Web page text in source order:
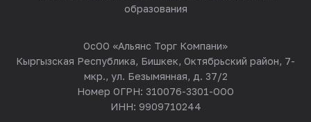
образования
ОсОО «Альянс Торг Компани»
Кыргызская Республика, Бишкек, Октябрьский район, 7-
мкр., ул. Безымянная, д. 37/2
Номер ОГРН: 310076-3301-ООО
ИНН: 9909710244